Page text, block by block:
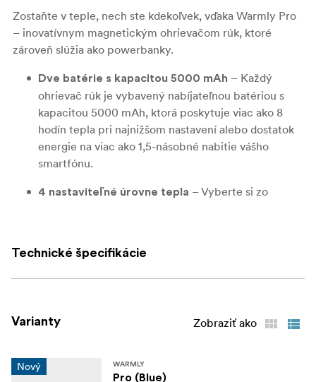
Zostaňte v teple, nech ste kdekoľvek, vďaka Warmly Pro
– inovatívnym magnetickým ohrievačom rúk, ktoré
zároveň slúžia ako powerbanky.
Dve batérie s kapacitou 5000 mAh – Každý
ohrievač rúk je vybavený nabíjateľnou batériou s
kapacitou 5000 mAh, ktorá poskytuje viac ako 8
hodín tepla pri najnižšom nastavení alebo dostatok
energie na viac ako 1,5-násobné nabitie vášho
smartfónu.
4 nastaviteľné úrovne tepla – Vyberte si zo
úroveň tepla.
keď to najviac potrebujete.
odolného brúseného hliníka pre vynikajúce
Technické špecifikácie
Varianty Zobraziť ako
Nový WARMLY
Pro (Blue)